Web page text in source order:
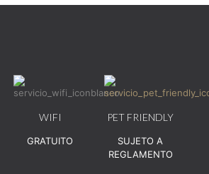
WIFI
GRATUITO
PET FRIENDLY
SUJETO A
REGLAMENTO